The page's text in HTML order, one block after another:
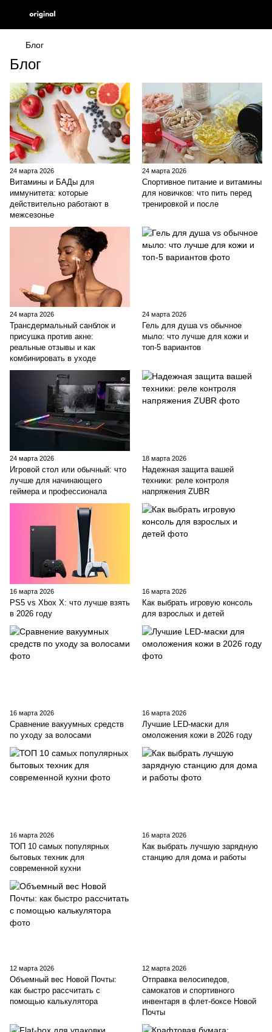
Блог
Блог
24 марта 2026
Витамины и БАДы для
иммунитета: которые
действительно работают в
межсезонье
24 марта 2026
Спортивное питание и витамины
для новичков: что пить перед
тренировкой и после
24 марта 2026
Трансдермальный санблок и
присушка против акне:
реальные отзывы и как
комбинировать в уходе
24 марта 2026
Гель для душа vs обычное
мыло: что лучше для кожи и
топ-5 вариантов
24 марта 2026
Игровой стол или обычный: что
лучше для начинающего
геймера и профессионала
18 марта 2026
Надежная защита вашей
техники: реле контроля
напряжения ZUBR
16 марта 2026
PS5 vs Xbox X: что лучше взять
в 2026 году
16 марта 2026
Как выбрать игровую консоль
для взрослых и детей
16 марта 2026
Сравнение вакуумных средств
по уходу за волосами
16 марта 2026
Лучшие LED-маски для
омоложения кожи в 2026 году
16 марта 2026
ТОП 10 самых популярных
бытовых техник для
современной кухни
16 марта 2026
Как выбрать лучшую зарядную
станцию ​​для дома и работы
12 марта 2026
Объемный вес Новой Почты:
как быстро рассчитать с
помощью калькулятора
12 марта 2026
Отправка велосипедов,
самокатов и спортивного
инвентаря в флет-боксе Новой
Почты